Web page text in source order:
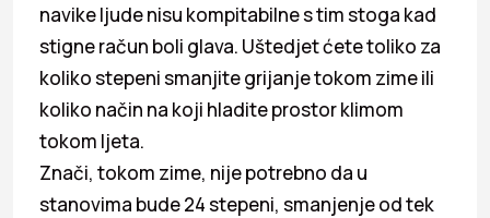
navike ljude nisu kompitabilne s tim stoga kad
stigne račun boli glava. Uštedjet ćete toliko za
koliko stepeni smanjite grijanje tokom zime ili
koliko način na koji hladite prostor klimom
tokom ljeta.
Znači, tokom zime, nije potrebno da u
stanovima bude 24 stepeni, smanjenje od tek